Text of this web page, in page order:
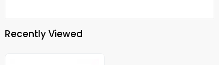
Recently Viewed